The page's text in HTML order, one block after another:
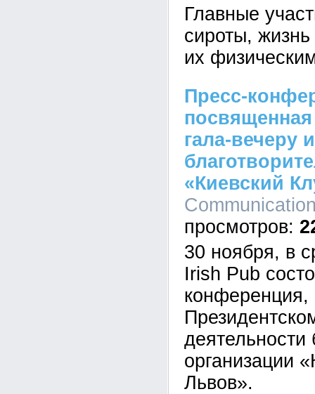
Главные
сироты, жизнь
их
Пресс-
гала-вечеру
«Киевский
30 ноября, в
Irish Pub
деятельности
организации
Львов».